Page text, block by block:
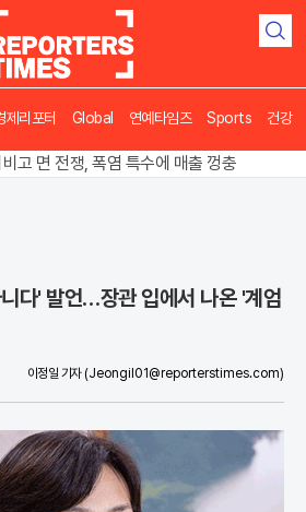
검
제리포터 Global 연예타임즈 Sports 건강
비고 면 전쟁, 폭염 특수에 매출 껑충
세 없다" 정부, 공급 중심 기조 확정
다' 발언…장관 입에서 나온 '계엄
이정일 기자 (Jeongil01@reporterstimes.com)